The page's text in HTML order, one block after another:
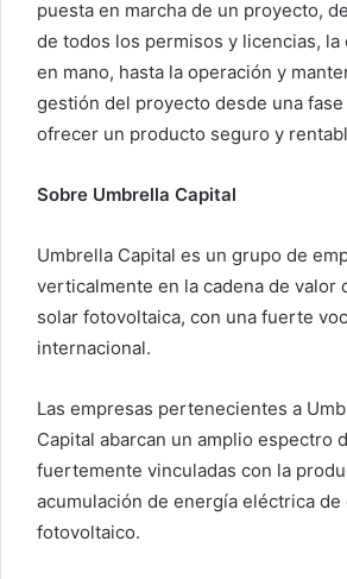
puesta en marcha de un proyecto,
de todos los permisos y licencias, la
en mano, hasta la operación y
gestión del proyecto desde una
ofrecer un producto seguro y
Sobre Umbrella Capital
Umbrella Capital es un grupo de
verticalmente en la cadena de valor
solar fotovoltaica, con una fuerte
internacional.
Las empresas pertenecientes a
Capital abarcan un amplio espectro
fuertemente vinculadas con la
acumulación de energía eléctrica
fotovoltaico.